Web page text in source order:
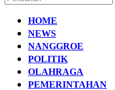
HOME
NEWS
NANGGROE
POLITIK
OLAHRAGA
PEMERINTAHAN